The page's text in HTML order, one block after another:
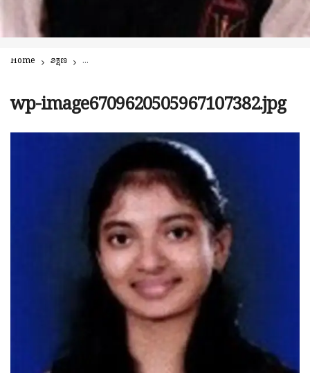
Home ಶಿಕ್ಷಣ ದ್ವಿತೀಯ ಪಿಯು ಫಲಿತಾಂಶ: ಪುತ್ತೂರು ಅಂಬಿಕಾ ವಿದ್ಯಾಲಯಕ್ಕೆ ರಾಜ್ಯದಲ್ಲಿ 6ನೇ
wp-image6709620505967107382.jpg